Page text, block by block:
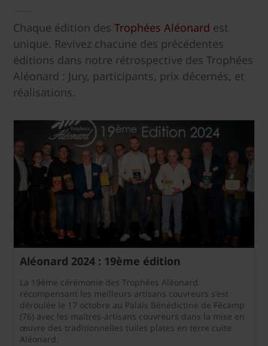
Chaque édition des Trophées Aléonard est
unique. Revivez chacune des précédentes
éditions dans notre rétrospective des Trophées
Aléonard : Jury, participants, prix décernés, et
réalisations.
Aléonard 2024 : 19ème édition
La 19ème cérémonie des Trophées Aléonard
récompensant les meilleurs artisans couvreurs s'est
déroulée le 17 octobre au Palais Bénédictine de Fécamp
(76) avec les maîtres-artisans couvreurs dans la mise en
œuvre des traditionnelles tuiles plates en terre cuite
Aléonard.